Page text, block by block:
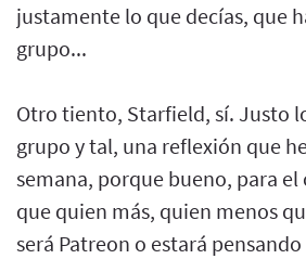
justamente lo que decías, que
grupo...
Otro tiento, Starfield, sí. Justo
grupo y tal, una reflexión que
semana, porque bueno, para
que quien más, quien menos
será Patreon o estará